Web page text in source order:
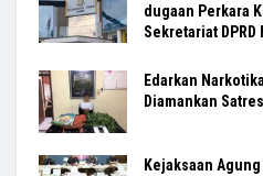
dugaan Perkara
Sekretariat
Edarkan
Diamankan
Kejaksaan